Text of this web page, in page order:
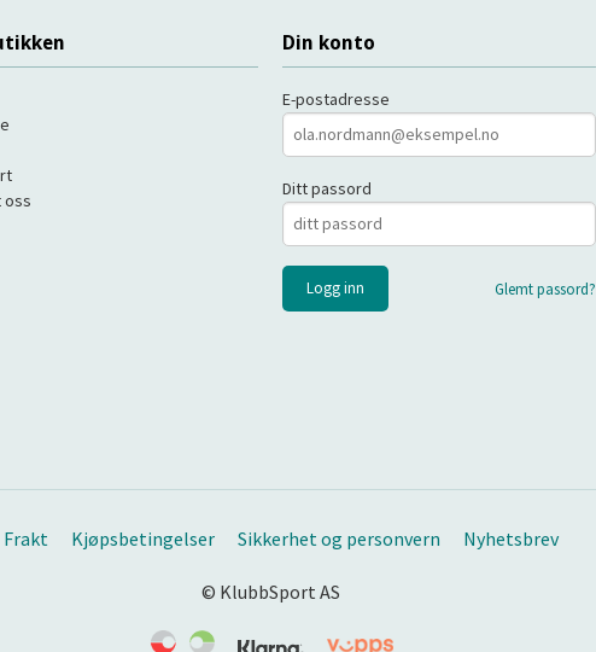
oss
Din konto
E-postadresse
Ditt passord
Glemt passord?
Frakt Kjøpsbetingelser Sikkerhet og personvern Nyhetsbrev
© KlubbSport AS